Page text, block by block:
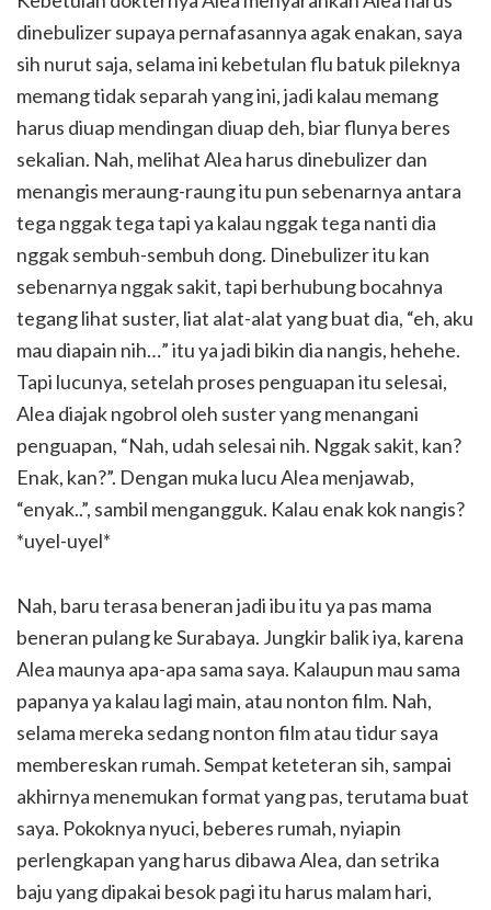
dinebulizer supaya pernafasannya agak enakan, saya
sih nurut saja, selama ini kebetulan flu batuk pileknya
memang tidak separah yang ini, jadi kalau memang
harus diuap mendingan diuap deh, biar flunya beres
sekalian. Nah, melihat Alea harus dinebulizer dan
menangis meraung-raung itu pun sebenarnya antara
tega nggak tega tapi ya kalau nggak tega nanti dia
nggak sembuh-sembuh dong. Dinebulizer itu kan
sebenarnya nggak sakit, tapi berhubung bocahnya
tegang lihat suster, liat alat-alat yang buat dia, “eh, aku
mau diapain nih…” itu ya jadi bikin dia nangis, hehehe.
Tapi lucunya, setelah proses penguapan itu selesai,
Alea diajak ngobrol oleh suster yang menangani
penguapan, “Nah, udah selesai nih. Nggak sakit, kan?
Enak, kan?”. Dengan muka lucu Alea menjawab,
“enyak..”, sambil mengangguk. Kalau enak kok nangis?
*uyel-uyel*
Nah, baru terasa beneran jadi ibu itu ya pas mama
beneran pulang ke Surabaya. Jungkir balik iya, karena
Alea maunya apa-apa sama saya. Kalaupun mau sama
papanya ya kalau lagi main, atau nonton film. Nah,
selama mereka sedang nonton film atau tidur saya
membereskan rumah. Sempat keteteran sih, sampai
akhirnya menemukan format yang pas, terutama buat
saya. Pokoknya nyuci, beberes rumah, nyiapin
perlengkapan yang harus dibawa Alea, dan setrika
baju yang dipakai besok pagi itu harus malam hari,